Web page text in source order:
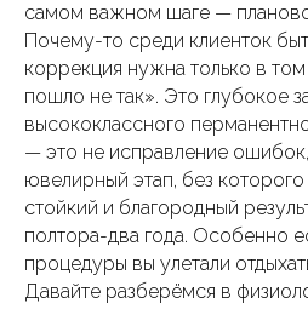
самом важном шаге —
Почему-то среди клиенток
коррекция нужна только в
пошло не так». Это глубокое
высококлассного
— это не исправление ошибок,
ювелирный этап, без
стойкий и благородный
полтора-два года. Особенно
процедуры вы улетали
Давайте разберёмся в